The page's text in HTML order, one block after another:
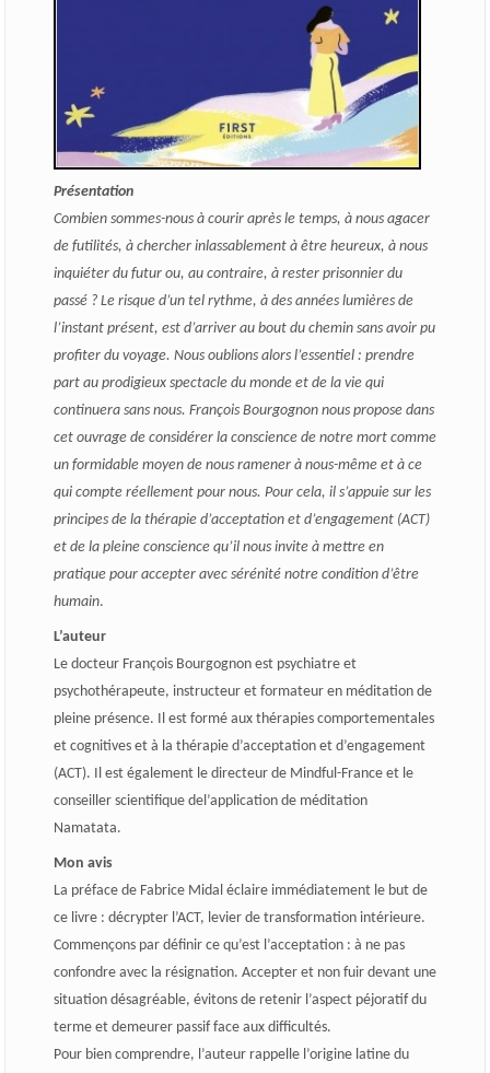
Présentation
Combien sommes-nous à courir après le temps, à nous agacer
de futilités, à chercher inlassablement à être heureux, à nous
inquiéter du futur ou, au contraire, à rester prisonnier du
passé ? Le risque d’un tel rythme, à des années lumières de
l’instant présent, est d’arriver au bout du chemin sans avoir pu
profiter du voyage. Nous oublions alors l’essentiel : prendre
part au prodigieux spectacle du monde et de la vie qui
continuera sans nous. François Bourgognon nous propose dans
cet ouvrage de considérer la conscience de notre mort comme
un formidable moyen de nous ramener à nous-même et à ce
qui compte réellement pour nous. Pour cela, il s’appuie sur les
principes de la thérapie d’acceptation et d’engagement (ACT)
et de la pleine conscience qu’il nous invite à mettre en
pratique pour accepter avec sérénité notre condition d’être
humain.
L’auteur
Le docteur François Bourgognon est psychiatre et
psychothérapeute, instructeur et formateur en méditation de
pleine présence. Il est formé aux thérapies comportementales
et cognitives et à la thérapie d’acceptation et d’engagement
(ACT). Il est également le directeur de Mindful-France et le
conseiller scientifique del’application de méditation
Namatata.
Mon avis
La préface de Fabrice Midal éclaire immédiatement le but de
ce livre : décrypter l’ACT, levier de transformation intérieure.
Commençons par définir ce qu’est l’acceptation : à ne pas
confondre avec la résignation. Accepter et non fuir devant une
situation désagréable, évitons de retenir l’aspect péjoratif du
terme et demeurer passif face aux difficultés.
Pour bien comprendre, l’auteur rappelle l’origine latine du